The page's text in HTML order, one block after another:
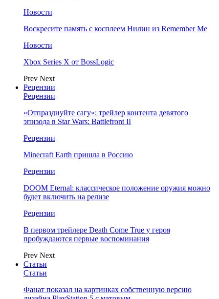
Новости
Воскресите память с косплеем Нилин из Remember Me
Новости
Xbox Series X от BossLogic
Prev Next
Рецензии
Рецензии
«Отпразднуйте сагу»: трейлер контента девятого
эпизода в Star Wars: Battlefront II
Рецензии
Minecraft Earth пришла в Россию
Рецензии
DOOM Eternal: классическое положение оружия можно
будет включить на релизе
Рецензии
В первом трейлере Death Come True у героя
пробуждаются первые воспоминания
Prev Next
Статьи
Статьи
Фанат показал на картинках собственную версию